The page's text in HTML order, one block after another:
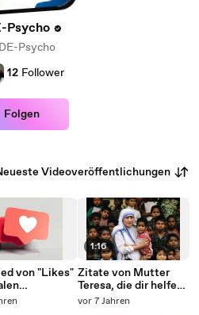
Psycho
Psycho
12 Follower
Folgen
Videoveröffentlichungen
von "Likes"
1:16
Zitate von Mutter
Teresa, die dir helfen,
besser zu sein
vor 7 Jahren